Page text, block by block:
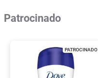
Patrocinado
PATROCINADO